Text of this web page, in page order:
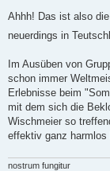
Ahhh! Das ist also
neuerdings in
Im Ausüben von
schon immer
Erlebnisse beim
mit dem sich die
Wischmeier so
effektiv ganz harmlos
nostrum fungitur